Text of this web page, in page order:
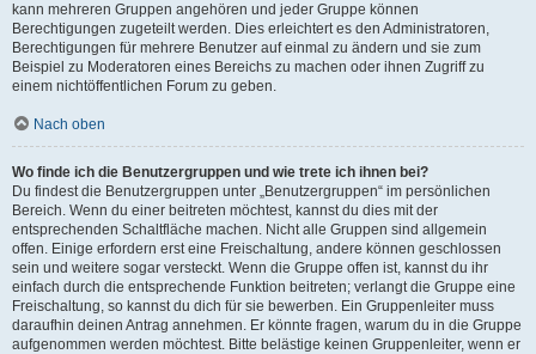
kann mehreren Gruppen angehören und jeder Gruppe können
Berechtigungen zugeteilt werden. Dies erleichtert es den Administratoren,
Berechtigungen für mehrere Benutzer auf einmal zu ändern und sie zum
Beispiel zu Moderatoren eines Bereichs zu machen oder ihnen Zugriff zu
einem nichtöffentlichen Forum zu geben.
Nach oben
Wo finde ich die Benutzergruppen und wie trete ich ihnen bei?
Du findest die Benutzergruppen unter „Benutzergruppen“ im persönlichen
Bereich. Wenn du einer beitreten möchtest, kannst du dies mit der
entsprechenden Schaltfläche machen. Nicht alle Gruppen sind allgemein
offen. Einige erfordern erst eine Freischaltung, andere können geschlossen
sein und weitere sogar versteckt. Wenn die Gruppe offen ist, kannst du ihr
einfach durch die entsprechende Funktion beitreten; verlangt die Gruppe eine
Freischaltung, so kannst du dich für sie bewerben. Ein Gruppenleiter muss
daraufhin deinen Antrag annehmen. Er könnte fragen, warum du in die Gruppe
aufgenommen werden möchtest. Bitte belästige keinen Gruppenleiter, wenn er